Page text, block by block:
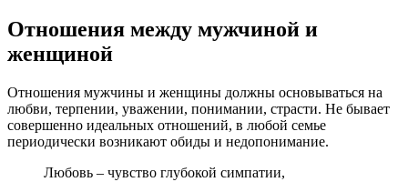
Отношения между мужчиной и
женщиной
Отношения мужчины и женщины должны основываться на
любви, терпении, уважении, понимании, страсти. Не бывает
совершенно идеальных отношений, в любой семье
периодически возникают обиды и недопонимание.
Любовь – чувство глубокой симпатии,